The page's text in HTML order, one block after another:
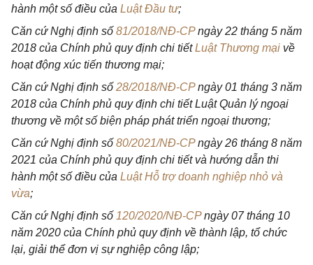
hành một số điều của Luật Đầu tư;
Căn cứ Nghị định số 81/2018/NĐ-CPngày 22 tháng 5 năm
2018 của Chính phủ quy định chi tiếtLuật Thương mại về
hoạt động xúc tiến thương mại;
Căn cứ Nghị định số 28/2018/NĐ-CPngày 01 tháng 3 năm
2018 của Chính phủ quy định chi tiết Luật Quản lý ngoại
thương về một số biện pháp phát triển ngoại thương;
Căn cứ Nghị định số 80/2021/NĐ-CPngày 26 tháng 8 năm
2021 của Chính phủ quy định chi tiết và hướng dẫn thi
hành một số điều của Luật Hỗ trợ doanh nghiệp nhỏ và
vừa;
Căn cứ Nghị định số 120/2020/NĐ-CPngày 07 tháng 10
năm 2020 của Chính phủ quy định về thành lập, tổ chức
lại, giải thể đơn vị sự nghiệp công lập;